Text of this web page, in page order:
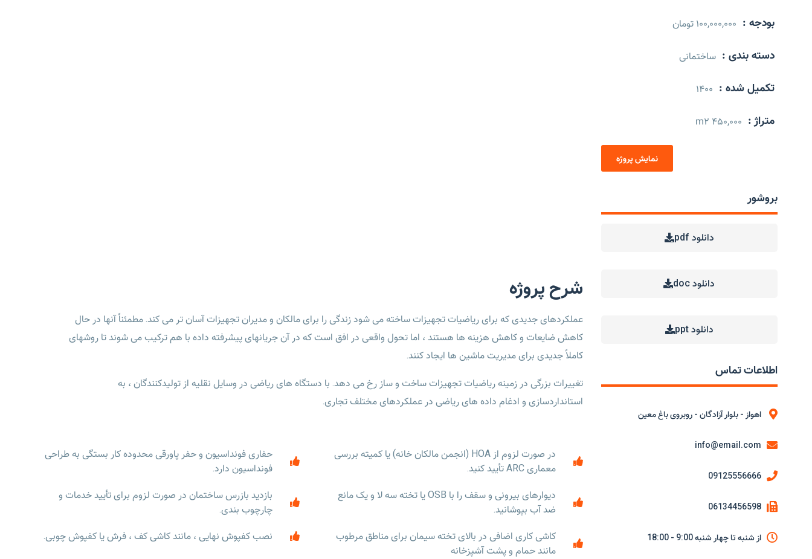
بودجه : 100,000,000 تومان
دسته بندی : ساختمانی
تکمیل شده : 1400
متراژ : 450,000 m2
نمایش پروژه
بروشور
دانلود pdf
دانلود doc
دانلود ppt
اطلاعات تماس
اهواز - بلوار آزادگان - روبروی باغ معین
info@email.com
09125556666
06134456598
از شنبه تا چهار شنبه 9:00 - 18:00
شرح پروژه
عملکردهای جدیدی که برای ریاضیات تجهیزات ساخته می شود زندگی را برای مالکان و مدیران تجهیزات آسان تر می کند. مطمئناً آنها در حال
کاهش ضایعات و کاهش هزینه ها هستند ، اما تحول واقعی در افق است که در آن جریانهای پیشرفته داده با هم ترکیب می شوند تا روشهای
کاملاً جدیدی برای مدیریت ماشین ها ایجاد کنند.
تغییرات بزرگی در زمینه ریاضیات تجهیزات ساخت و ساز رخ می دهد. با دستگاه های ریاضی در وسایل نقلیه از تولیدکنندگان ، به
استانداردسازی و ادغام داده های ریاضی در عملکردهای مختلف تجاری.
در صورت لزوم از HOA (انجمن مالکان خانه) یا کمیته بررسی
معماری ARC تأیید کنید.
دیوارهای بیرونی و سقف را با OSB یا تخته سه لا و یک مانع
ضد آب بپوشانید.
کاشی کاری اضافی در بالای تخته سیمان برای مناطق مرطوب
مانند حمام و پشت آشپزخانه
حفاری فونداسیون و حفر پاورقی محدوده کار بستگی به طراحی
فونداسیون دارد.
بازدید بازرس ساختمان در صورت لزوم برای تأیید خدمات و
چارچوب بندی.
نصب کفپوش نهایی ، مانند کاشی کف ، فرش یا کفپوش چوبی.